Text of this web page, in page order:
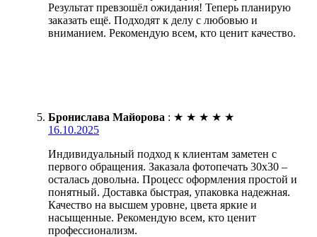
Результат превзошёл ожидания! Теперь планирую
заказать ещё. Подходят к делу с любовью и
вниманием. Рекомендую всем, кто ценит качество.
Бронислава Майорова : ★ ★ ★ ★ ★
16.10.2025
Индивидуальный подход к клиентам заметен с
первого обращения. Заказала фотопечать 30х30 –
осталась довольна. Процесс оформления простой и
понятный. Доставка быстрая, упаковка надежная.
Качество на высшем уровне, цвета яркие и
насыщенные. Рекомендую всем, кто ценит
профессионализм.